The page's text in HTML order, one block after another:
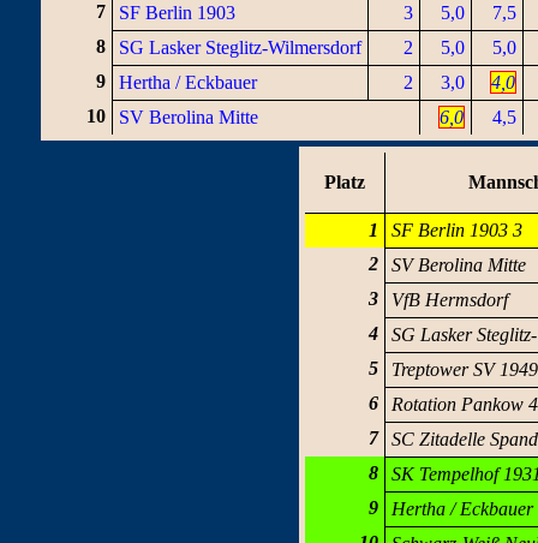
7
SF Berlin 1903 3 5,0
7,5
8
SG Lasker Steglitz-Wilmersdorf 2 5,0
5,0
9
Hertha / Eckbauer 2 3,0
4,0
10
SV Berolina Mitte 6,0 4,5
Platz
1
SF Berlin 1903 3
2
SV Berolina Mitte
3
VfB Hermsdorf
4
SG Lasker
5
Treptower SV 1949
6
Rotation Pankow 4
7
SC Zitadelle
8
SK Tempelhof
9
Hertha / Eckbauer